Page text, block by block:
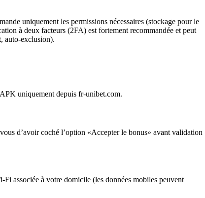
uniquement les permissions nécessaires (stockage pour le
à deux facteurs (2FA) est fortement recommandée et peut
auto-exclusion).
uniquement depuis fr-unibet.com.
d’avoir coché l’option «Accepter le bonus» avant validation
associée à votre domicile (les données mobiles peuvent